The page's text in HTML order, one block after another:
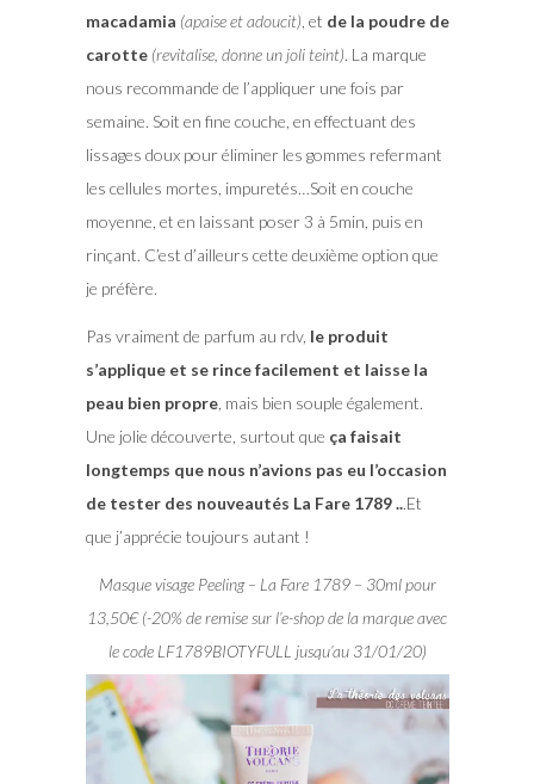
macadamia (apaise et adoucit) , et de la poudre de
carotte (revitalise, donne un joli teint). La marque
nous recommande de l’appliquer une fois par
semaine. Soit en fine couche, en effectuant des
lissages doux pour éliminer les gommes refermant
les cellules mortes, impuretés…Soit en couche
moyenne, et en laissant poser 3 à 5min, puis en
rinçant. C’est d’ailleurs cette deuxième option que
je préfère.
Pas vraiment de parfum au rdv, le produit
s’applique et se rince facilement et laisse la
peau bien propre, mais bien souple également.
Une jolie découverte, surtout que ça faisait
longtemps que nous n’avions pas eu l’occasion
de tester des nouveautés La Fare 1789 ...Et
que j’apprécie toujours autant !
Masque visage Peeling – La Fare 1789 – 30ml pour
13,50€ (-20% de remise sur l’e-shop de la marque avec
le code LF1789BIOTYFULL jusqu’au 31/01/20)